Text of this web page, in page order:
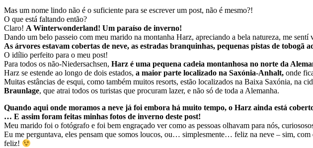
Mas um nome lindo não é o suficiente para se escrever um post, não é mesmo?!
O que está faltando então?
Claro! A Winterwonderland! Um paraíso de inverno!
Dando um belo passeio com meu marido na montanha Harz, apreciando a bela natureza, me sentí
As árvores estavam cobertas de neve, as estradas branquinhas, pequenas pistas de
O idílio perfeito para o meu post!
Para todos os não-Niedersachsen, Harz é uma pequena cadeia montanhosa no norte da
Harz se estende ao longo de dois estados, a maior parte localizado na Saxónia-Anhalt, onde
Muitas estâncias de esqui, como também muitos resorts, estão localizados na Baixa Saxónia, na
Braunlage, que atrai todos os turistas que procuram lazer, e não só de toda a Alemanha.
Quando aqui onde moramos a neve já foi embora há muito tempo, o Harz ainda está
… E assim foram feitas minhas fotos de inverno deste post!
Meu marido foi o fotógrafo e foi bem engraçado ver como as pessoas olhavam para nós,
Eu me perguntava, eles pensam que somos loucos, ou… simplesmente… feliz na neve – sim, com
feliz!